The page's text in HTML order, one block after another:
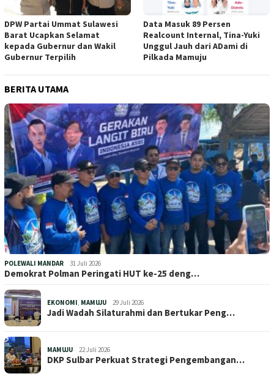
DPW Partai Ummat Sulawesi
Barat Ucapkan Selamat
kepada Gubernur dan Wakil
Gubernur Terpilih
Data Masuk 89 Persen
Realcount Internal, Tina-Yuki
Unggul Jauh dari ADami di
Pilkada Mamuju
BERITA UTAMA
POLEWALI MANDAR 31 Juli 2026
Demokrat Polman Peringati HUT ke-25 deng…
EKONOMI MAMUJU 29 Juli 2026
Jadi Wadah Silaturahmi dan Bertukar Peng…
MAMUJU 22 Juli 2026
DKP Sulbar Perkuat Strategi Pengembangan…